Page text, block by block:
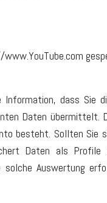
dass Sie
Daten übermittelt.
besteht. Sollten Sie
Daten als
Auswertung